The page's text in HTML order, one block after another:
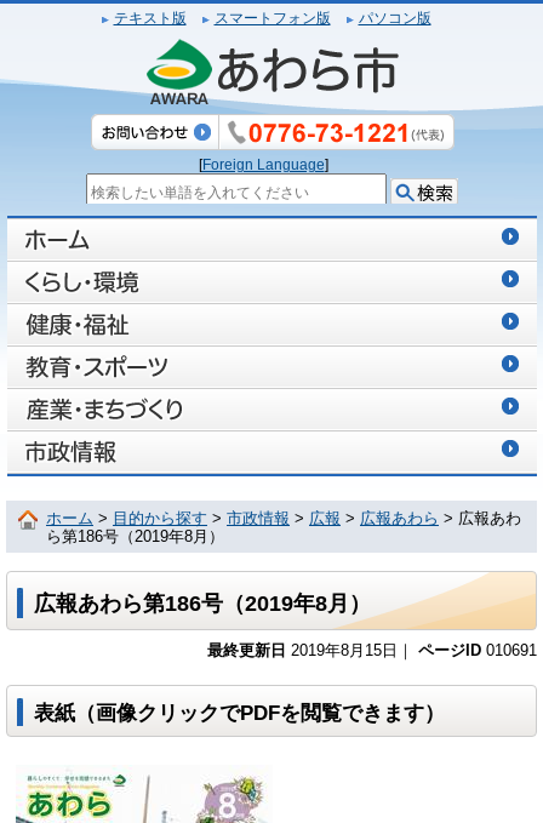
テキスト版 スマートフォン版 パソコン版
[Foreign Language]
ホーム > 目的から探す > 市政情報 > 広報 > 広報あわら > 広報あわ
ら第186号（2019年8月）
広報あわら第186号（2019年8月）
最終更新日 2019年8月15日｜ ページID 010691
表紙（画像クリックでPDFを閲覧できます）